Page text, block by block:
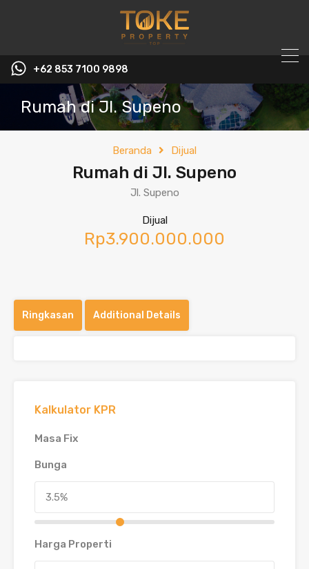
+62 853 7100 9898‬
Rumah di Jl. Supeno
Beranda Dijual
Rumah di Jl. Supeno
Jl. Supeno
Dijual
Rp3.900.000.000
Ringkasan Additional Details
Kalkulator KPR
Masa Fix
Bunga
Harga Properti